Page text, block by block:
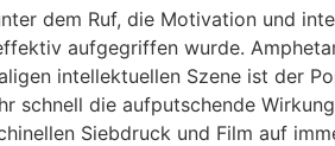
dem Ruf, die Motivation und
aufgegriffen wurde.
intellektuellen Szene ist der
schnell die aufputschende
Siebdruck und Film auf